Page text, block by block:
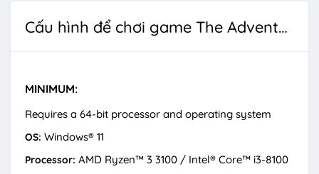
Cấu hình để chơi game The Adventures of Elliot: The Millennium Tales
MINIMUM:
Requires a 64-bit processor and operating system
OS: Windows® 11
Processor: AMD Ryzen™ 3 3100 / Intel® Core™ i3-8100